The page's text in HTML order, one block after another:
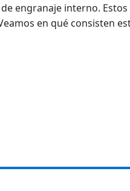
engranaje interno.
en qué consisten